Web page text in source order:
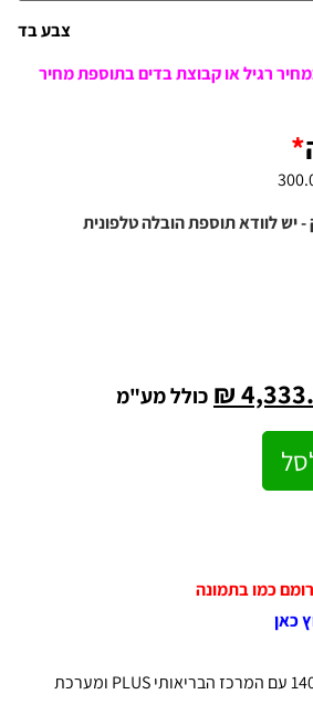
צבע בד
רגיל או קבוצת בדים בתוספת מחיר
*
- יש לוודא תוספת הובלה טלפונית
₪ כולל מע"מ
כמו בתמונה
כאן
מיטה זוגית במידות 140/200 עם המרכז הבריאותי PLUS ומערכת